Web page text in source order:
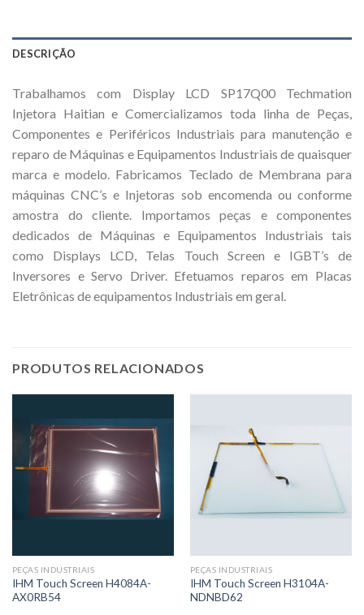
DESCRIÇÃO
Trabalhamos com Display LCD SP17Q00 Techmation
Injetora Haitian e Comercializamos toda linha de Peças,
Componentes e Periféricos Industriais para manutenção e
reparo de Máquinas e Equipamentos Industriais de quaisquer
marca e modelo. Fabricamos Teclado de Membrana para
máquinas CNC’s e Injetoras sob encomenda ou conforme
amostra do cliente. Importamos peças e componentes
dedicados de Máquinas e Equipamentos Industriais tais
como Displays LCD, Telas Touch Screen e IGBT’s de
Inversores e Servo Driver. Efetuamos reparos em Placas
Eletrônicas de equipamentos Industriais em geral.
PRODUTOS RELACIONADOS
PEÇAS INDUSTRIAIS
IHM Touch Screen H4084A-
AX0RB54
PEÇAS INDUSTRIAIS
IHM Touch Screen H3104A-
NDNBD62